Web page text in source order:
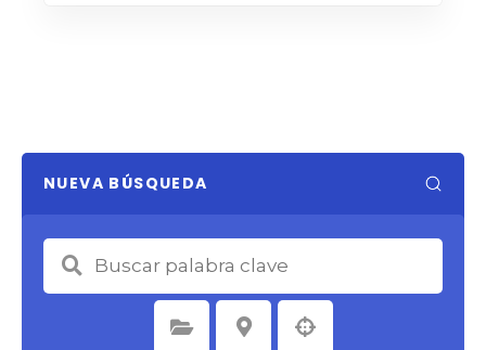
NUEVA BÚSQUEDA
Seleccione la categoría Seleccione la ubicación